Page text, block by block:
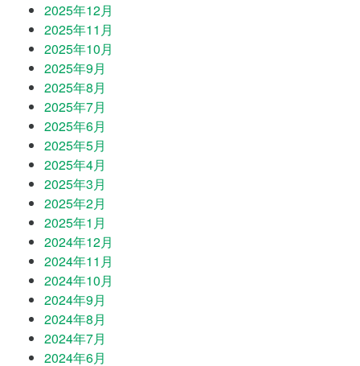
2025年12月
2025年11月
2025年10月
2025年9月
2025年8月
2025年7月
2025年6月
2025年5月
2025年4月
2025年3月
2025年2月
2025年1月
2024年12月
2024年11月
2024年10月
2024年9月
2024年8月
2024年7月
2024年6月